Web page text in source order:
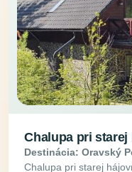
Chalupa pri
Destinácia: Oravský
Chalupa pri starej